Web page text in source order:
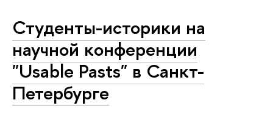
Студенты-историки на
научной конференции
"Usable Pasts" в Санкт-
Петербурге